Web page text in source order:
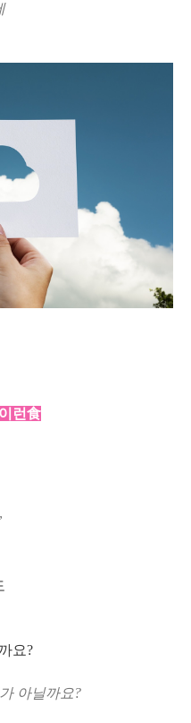
런食
요?
아닐까요?